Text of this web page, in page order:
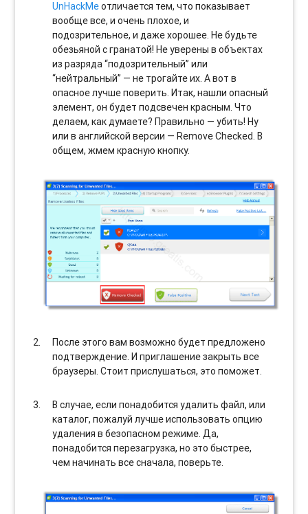
UnHackMeотличается тем, что показывает
вообще все, и очень плохое, и
подозрительное, и даже хорошее. Не будьте
обезьяной с гранатой! Не уверены в объектах
из разряда “подозрительный” или
“нейтральный” — не трогайте их. А вот в
опасное лучше поверить. Итак, нашли опасный
элемент, он будет подсвечен красным. Что
делаем, как думаете? Правильно — убить! Ну
или в английской версии — Remove Checked. В
общем, жмем красную кнопку.
После этого вам возможно будет предложено
подтверждение. И приглашение закрыть все
браузеры. Стоит прислушаться, это поможет.
В случае, если понадобится удалить файл, или
каталог, пожалуй лучше использовать опцию
удаления в безопасном режиме. Да,
понадобится перезагрузка, но это быстрее,
чем начинать все сначала, поверьте.